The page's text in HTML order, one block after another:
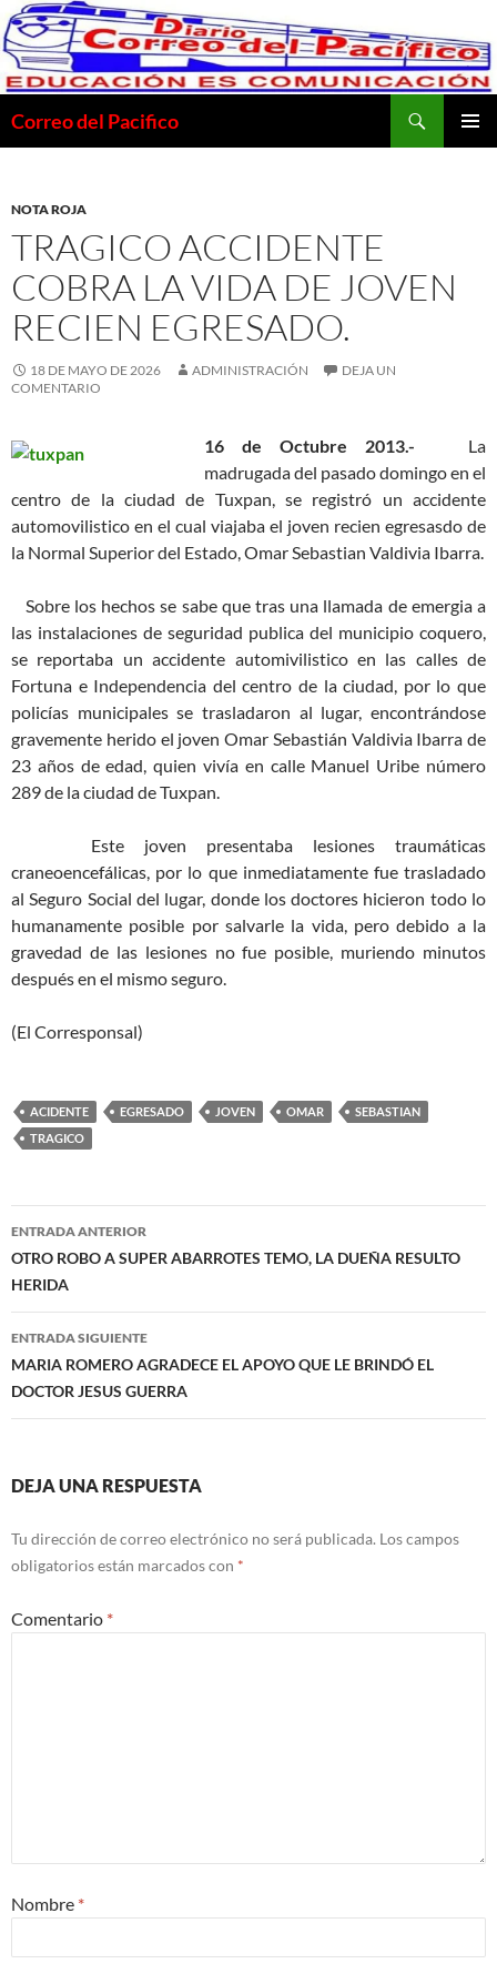
Saltar
al
contenido
Correo del Pacifico
NOTA ROJA
TRAGICO ACCIDENTE
COBRA LA VIDA DE JOVEN
RECIEN EGRESADO.
18 DE MAYO DE 2026 ADMINISTRACIÓN
DEJA UN
COMENTARIO
16 de Octubre 2013.- La
madrugada del pasado domingo en el
centro de la ciudad de Tuxpan, se registró un accidente
automovilistico en el cual viajaba el joven recien egresasdo de
la Normal Superior del Estado, Omar Sebastian Valdivia Ibarra.
Sobre los hechos se sabe que tras una llamada de emergia a
las instalaciones de seguridad publica del municipio coquero,
se reportaba un accidente automivilistico en las calles de
Fortuna e Independencia del centro de la ciudad, por lo que
policías municipales se trasladaron al lugar, encontrándose
gravemente herido el joven Omar Sebastián Valdivia Ibarra de
23 años de edad, quien vivía en calle Manuel Uribe número
289 de la ciudad de Tuxpan.
Este joven presentaba lesiones traumáticas
craneoencefálicas, por lo que inmediatamente fue trasladado
al Seguro Social del lugar, donde los doctores hicieron todo lo
humanamente posible por salvarle la vida, pero debido a la
gravedad de las lesiones no fue posible, muriendo minutos
después en el mismo seguro.
(El Corresponsal)
ACIDENTE EGRESADO JOVEN OMAR
SEBASTIAN
TRAGICO
Navegación
de
entradas
ENTRADA ANTERIOR
OTRO ROBO A SUPER ABARROTES TEMO, LA DUEÑA RESULTO
HERIDA
ENTRADA SIGUIENTE
MARIA ROMERO AGRADECE EL APOYO QUE LE BRINDÓ EL
DOCTOR JESUS GUERRA
DEJA UNA RESPUESTA
Tu dirección de correo electrónico no será publicada. Los campos
obligatorios están marcados con *
Comentario *
Nombre *